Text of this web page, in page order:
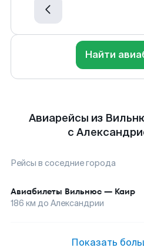
Найти
Авиарейсы из
с
Рейсы в соседние города
Авиабилеты Вильнюс — Каир
186 км до Александрии
Показать